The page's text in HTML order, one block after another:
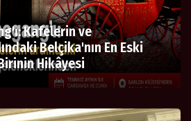
Kafelerin ve
Belçika'nın En Eski
Hikâyesi